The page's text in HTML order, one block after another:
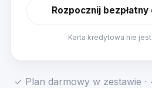
Rozpocznij
Karta kredytowa nie
✓ Plan darmowy w zestawie